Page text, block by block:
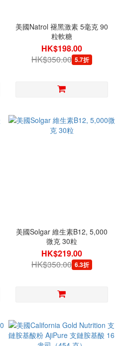
美國Natrol 褪黑激素 5毫克 90
粒軟糖
HK$198.00
HK$350.00 5.7折
美國Solgar 維生素B12, 5,000
微克 30粒
HK$219.00
HK$350.00 6.3折